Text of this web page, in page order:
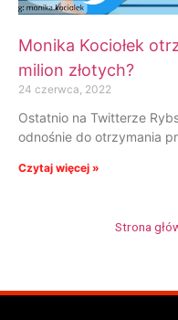
Monika Kociołek
milion złotych?
24 czerwca, 2022
Ostatnio na Twitterze
odnośnie do otrzymania
Czytaj więcej »
Strona